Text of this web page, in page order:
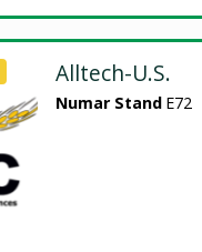
Alltech-U.S.
Numar Stand E72